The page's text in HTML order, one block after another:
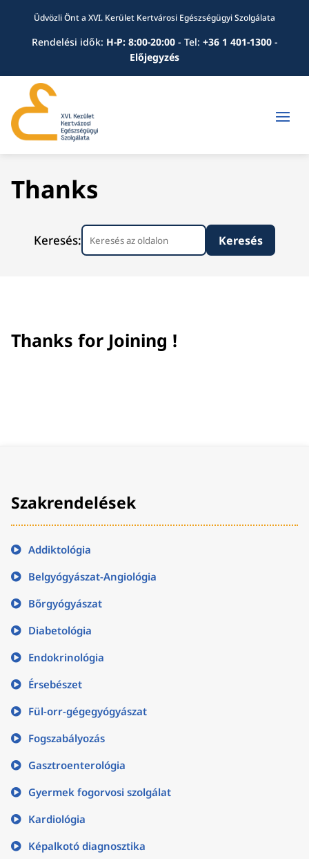
Üdvözli Önt a XVI. Kerület Kertvárosi Egészségügyi Szolgálata
Rendelési idők: H-P: 8:00-20:00 - Tel: +36 1 401-1300-
Előjegyzés
Thanks
Keresés:
Thanks for Joining !
Szakrendelések
Addiktológia
Belgyógyászat-Angiológia
Bőrgyógyászat
Diabetológia
Endokrinológia
Érsebészet
Fül-orr-gégegyógyászat
Fogszabályozás
Gasztroenterológia
Gyermek fogorvosi szolgálat
Kardiológia
Képalkotó diagnosztika